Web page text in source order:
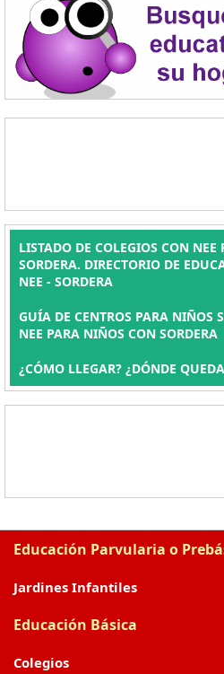
LISTADO DE COLEGIOS CON
SORDERA. DIRECTORIO DE
NEE - SORDERA
GUÍA DE CENTROS PARA NIÑOS
NEE PARA NIÑOS CON SORDERA
¿CÓMO LLEGAR? ¿DÓNDE
Educación Parvularia o
Jardines Infantiles
Educación Básica
Colegios